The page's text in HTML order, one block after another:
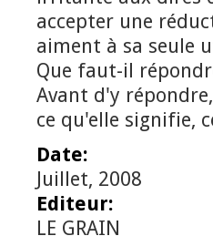
accepter une
aiment à sa seule
Que faut-il
Avant d'y
ce qu'elle signifie,
Date:
Juillet, 2008
Editeur:
LE GRAIN